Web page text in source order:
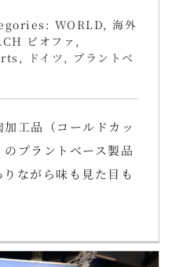
WORLD, 海外
ビオファ ,
, ドイツ , プラントベ
工品（コールドカッ
プラントベース製品
ながら味も見た目も